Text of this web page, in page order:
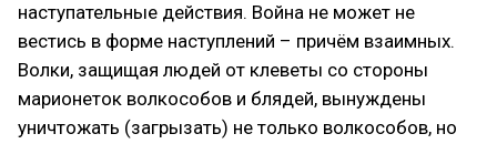
наступательные действия. Война не может не
вестись в форме наступлений – причём взаимных.
Волки, защищая людей от клеветы со стороны
марионеток волкособов и блядей, вынуждены
уничтожать (загрызать) не только волкособов, но